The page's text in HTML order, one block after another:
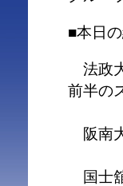
■本日
法政
前半の
阪南
国士